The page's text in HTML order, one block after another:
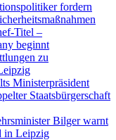
fordern
Titel –
beginnt
zu
Ministerpräsident
Staatsbürgerschaft
Bilger warnt
in Leipzig